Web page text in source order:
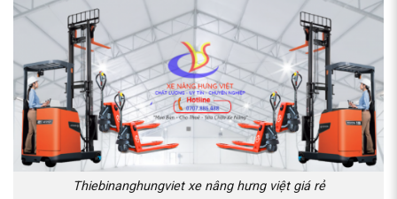
Thiebinanghungviet xe nâng hưng việt giá rẻ